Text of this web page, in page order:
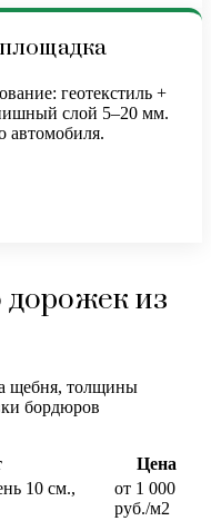
геотекстиль +
слой 5–20 мм.
автомобиля.
дорожек из
щебня, толщины
бордюров
Цена
10 см.,
от 1 000
руб./м2